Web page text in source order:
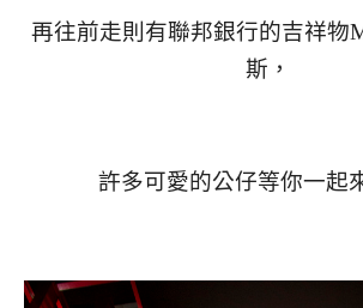
再往前走則有聯邦銀行的吉祥物
斯，
許多可愛的公仔等你一起